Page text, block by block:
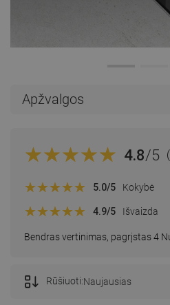
Apžvalgos
4.8/5
Bendras vertinimas, pagrįstas 4
5.0/5 Kokybė
4.9/5 Išvaizda
Rūšiuoti:Naujausias